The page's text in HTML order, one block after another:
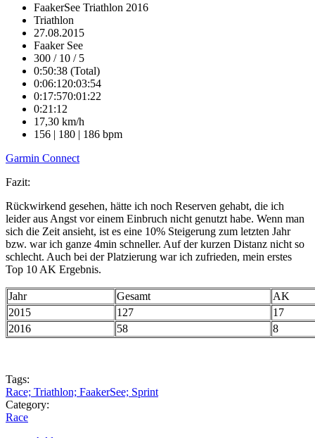
FaakerSee Triathlon 2016
Triathlon
27.08.2015
Faaker See
300 / 10 / 5
0:50:38 (Total)
0:06:120:03:54
0:17:570:01:22
0:21:12
17,30 km/h
156 | 180 | 186 bpm
Garmin Connect
Fazit:
Rückwirkend gesehen, hätte ich noch Reserven gehabt, die ich
leider aus Angst vor einem Einbruch nicht genutzt habe. Wenn man
sich die Zeit ansieht, ist es eine 10% Steigerung zum letzten Jahr
bzw. war ich ganze 4min schneller. Auf der kurzen Distanz nicht so
schlecht. Auch bei der Platzierung war ich zufrieden, mein erstes
Top 10 AK Ergebnis.
Jahr Gesamt
AK
2015
127
17
2016
58 8
Tags:
Race; Triathlon; FaakerSee; Sprint
Category:
Race